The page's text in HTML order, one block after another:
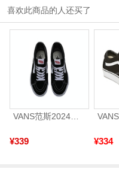
喜欢此商品的人还买了
VANS范斯2024中性SK8-HiCL帆布鞋/硫化鞋VN000D5IB8C
¥339 ¥334